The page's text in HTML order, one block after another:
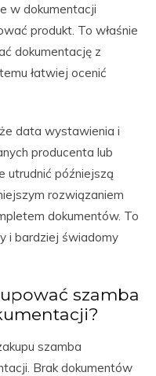
w dokumentacji
produkt. To właśnie
dokumentację z
łatwiej ocenić
data wystawienia i
producenta lub
utrudnić późniejszą
rozwiązaniem
dokumentów. To
i bardziej świadomy
szamba
szamba
Brak dokumentów